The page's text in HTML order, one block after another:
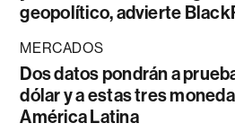
geopolítico, advierte
MERCADOS
Dos datos pondrán a
dólar y a estas tres
América Latina